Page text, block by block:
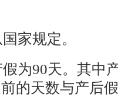
家规定。
为90天。其中
的天数与产后